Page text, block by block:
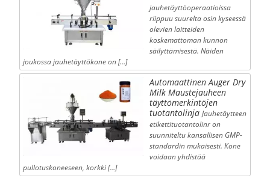
jauhetäyttöoperaatioissa
riippuu suurelta osin kyseessä
olevien laitteiden
koskemattoman kunnon
säilyttämisestä. Näiden
joukossa jauhetäyttökone on […]
Automaattinen Auger Dry
Milk Maustejauheen
täyttömerkintöjen
tuotantolinja Jauhetäytteen
etikettituotantolinr on
suunniteltu kansallisen GMP-
standardin mukaisesti. Kone
voidaan yhdistää
pullotuskoneeseen, korkki […]